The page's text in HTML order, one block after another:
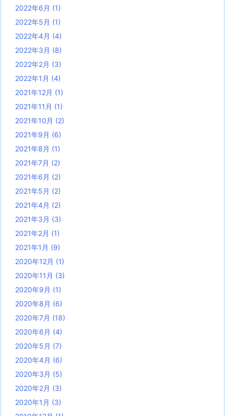
2022年6月 (1)
2022年5月 (1)
2022年4月 (4)
2022年3月 (8)
2022年2月 (3)
2022年1月 (4)
2021年12月 (1)
2021年11月 (1)
2021年10月 (2)
2021年9月 (6)
2021年8月 (1)
2021年7月 (2)
2021年6月 (2)
2021年5月 (2)
2021年4月 (2)
2021年3月 (3)
2021年2月 (1)
2021年1月 (9)
2020年12月 (1)
2020年11月 (3)
2020年9月 (1)
2020年8月 (6)
2020年7月 (18)
2020年6月 (4)
2020年5月 (7)
2020年4月 (6)
2020年3月 (5)
2020年2月 (3)
2020年1月 (3)